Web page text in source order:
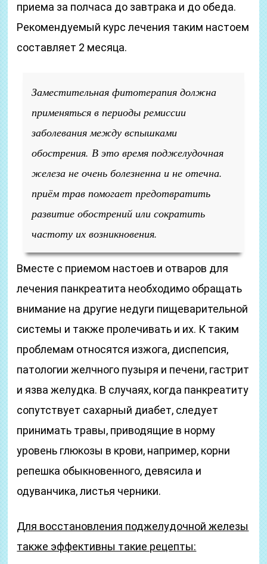
приема за полчаса до завтрака и до обеда.
Рекомендуемый курс лечения таким настоем
составляет 2 месяца.
Заместительная фитотерапия должна
применяться в периоды ремиссии
заболевания между вспышками
обострения. В это время поджелудочная
железа не очень болезненна и не отечна.
приём трав помогает предотвратить
развитие обострений или сократить
частоту их возникновения.
Вместе с приемом настоев и отваров для
лечения панкреатита необходимо обращать
внимание на другие недуги пищеварительной
системы и также пролечивать и их. К таким
проблемам относятся изжога, диспепсия,
патологии желчного пузыря и печени, гастрит
и язва желудка. В случаях, когда панкреатиту
сопутствует сахарный диабет, следует
принимать травы, приводящие в норму
уровень глюкозы в крови, например, корни
репешка обыкновенного, девясила и
одуванчика, листья черники.
Для восстановления поджелудочной железы
также эффективны такие рецепты: